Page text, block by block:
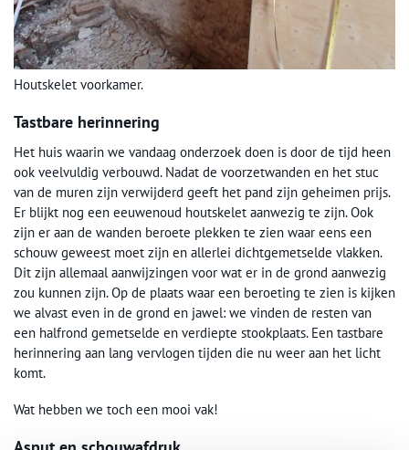
Houtskelet voorkamer.
Tastbare herinnering
Het huis waarin we vandaag onderzoek doen is door de tijd heen
ook veelvuldig verbouwd. Nadat de voorzetwanden en het stuc
van de muren zijn verwijderd geeft het pand zijn geheimen prijs.
Er blijkt nog een eeuwenoud houtskelet aanwezig te zijn. Ook
zijn er aan de wanden beroete plekken te zien waar eens een
schouw geweest moet zijn en allerlei dichtgemetselde vlakken.
Dit zijn allemaal aanwijzingen voor wat er in de grond aanwezig
zou kunnen zijn. Op de plaats waar een beroeting te zien is kijken
we alvast even in de grond en jawel: we vinden de resten van
een halfrond gemetselde en verdiepte stookplaats. Een tastbare
herinnering aan lang vervlogen tijden die nu weer aan het licht
komt.
Wat hebben we toch een mooi vak!